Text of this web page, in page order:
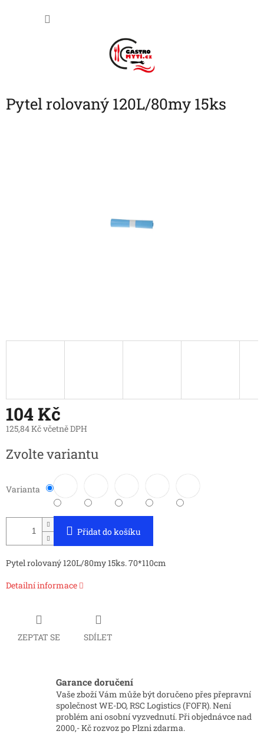
Pytel rolovaný 120L/80my 15ks
104 Kč
125,84 Kč včetně DPH
cena:
Zvolte variantu
Varianta
Přidat do košíku
Pytel rolovaný 120L/80my 15ks. 70*110cm
Detailní informace
ZEPTAT SE SDÍLET
Garance doručení
Vaše zboží Vám může být doručeno přes přepravní
společnost WE-DO, RSC Logistics (FOFR). Není
problém ani osobní vyzvednutí. Při objednávce nad
2000,- Kč rozvoz po Plzni zdarma.